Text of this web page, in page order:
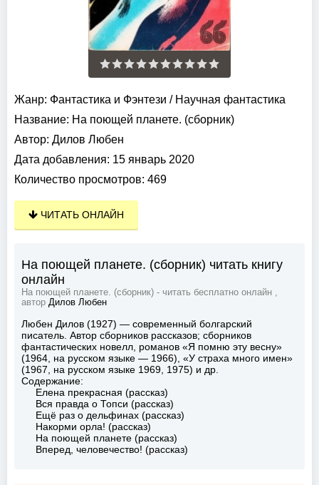
Жанр: Фантастика и Фэнтези / Научная фантастика
Название: На поющей планете. (сборник)
Автор: Дилов Любен
Дата добавления: 15 январь 2020
Количество просмотров: 469
ЧИТАТЬ ОНЛАЙН
На поющей планете. (сборник) читать книгу
онлайн
На поющей планете. (сборник) - читать бесплатно онлайн ,
автор Дилов Любен
Любен Дилов (1927) — современный болгарский
писатель. Автор сборников рассказов; сборников
фантастических новелл, романов «Я помню эту весну»
(1964, на русском языке — 1966), «У страха много имен»
(1967, на русском языке 1969, 1975) и др.
Содержание:
Елена прекрасная (рассказ)
Вся правда о Топси (рассказ)
Ещё раз о дельфинах (рассказ)
Накорми орла! (рассказ)
На поющей планете (рассказ)
Вперед, человечество! (рассказ)